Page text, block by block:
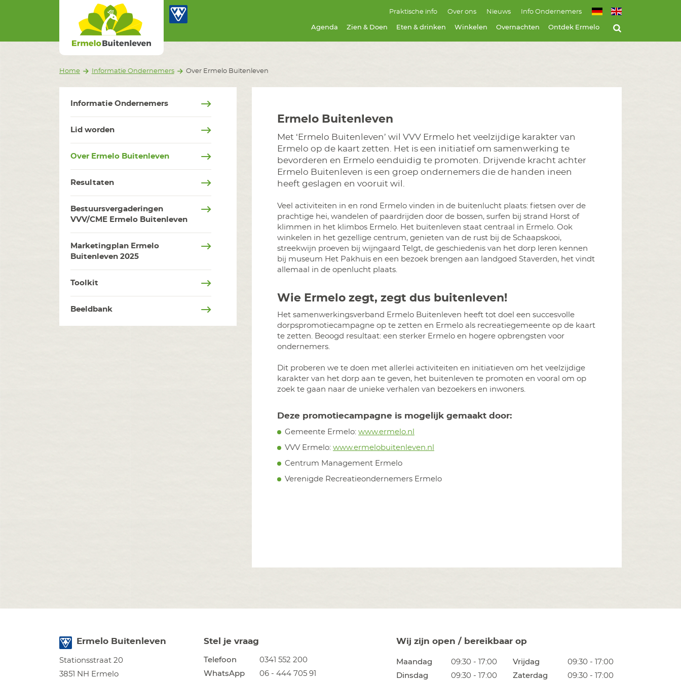
Agenda Zien & Doen Eten & drinken Winkelen Overnachten Ontdek Ermelo
Praktische info Over ons Nieuws Info Ondernemers
Home Informatie Ondernemers Over Ermelo Buitenleven
Informatie Ondernemers
Lid worden
Over Ermelo Buitenleven
Resultaten
Bestuursvergaderingen
VVV/CME Ermelo Buitenleven
Marketingplan Ermelo
Buitenleven 2025
Toolkit
Beeldbank
Ermelo Buitenleven
Met ‘Ermelo Buitenleven’ wil VVV Ermelo het veelzijdige karakter van
Ermelo op de kaart zetten. Het is een initiatief om samenwerking te
bevorderen en Ermelo eenduidig te promoten. Drijvende kracht achter
Ermelo Buitenleven is een groep ondernemers die de handen ineen
heeft geslagen en vooruit wil.
Veel activiteiten in en rond Ermelo vinden in de buitenlucht plaats: fietsen over de
prachtige hei, wandelen of paardrijden door de bossen, surfen bij strand Horst of
klimmen in het klimbos Ermelo. Het buitenleven staat centraal in Ermelo. Ook
winkelen in het gezellige centrum, genieten van de rust bij de Schaapskooi,
streekwijn proeven bij wijngaard Telgt, de geschiedenis van het dorp leren kennen
bij museum Het Pakhuis en een bezoek brengen aan landgoed Staverden, het vindt
allemaal in de openlucht plaats.
Wie Ermelo zegt, zegt dus buitenleven!
Het samenwerkingsverband Ermelo Buitenleven heeft tot doel een succesvolle
dorpspromotiecampagne op te zetten en Ermelo als recreatiegemeente op de kaart
te zetten. Beoogd resultaat: een sterker Ermelo en hogere opbrengsten voor
ondernemers.
Dit proberen we te doen met allerlei activiteiten en initiatieven om het veelzijdige
karakter van het dorp aan te geven, het buitenleven te promoten en vooral om op
zoek te gaan naar de unieke verhalen van bezoekers en inwoners.
Deze promotiecampagne is mogelijk gemaakt door:
Gemeente Ermelo: www.ermelo.nl
VVV Ermelo: www.ermelobuitenleven.nl
Centrum Management Ermelo
Verenigde Recreatieondernemers Ermelo
Ermelo Buitenleven
Stationsstraat 20
3851 NH Ermelo
Stel je vraag
Telefoon
0341 552 200
WhatsApp
06 - 444 705 91
Wij zijn open / bereikbaar op
Maandag
09:30 - 17:00
Dinsdag
09:30 - 17:00
Vrijdag
09:30 - 17:00
Zaterdag
09:30 - 17:00